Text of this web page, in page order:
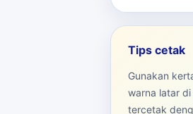
Tips cetak
Gunakan
warna latar
tercetak